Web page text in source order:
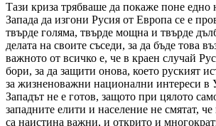
Тази криза трябваше да покаже поне едно
Запада да изгони Русия от Европа се е
твърде голяма, твърде мощна и твърде
делата на своите съседи, за да бъде това
важното от всичко е, че в краен случай
бори, за да защити онова, което руският
за жизненоважни национални интереси в
Западът не е готов, защото при цялото
западните елити и население не смятат,
са наистина важни, и открито и